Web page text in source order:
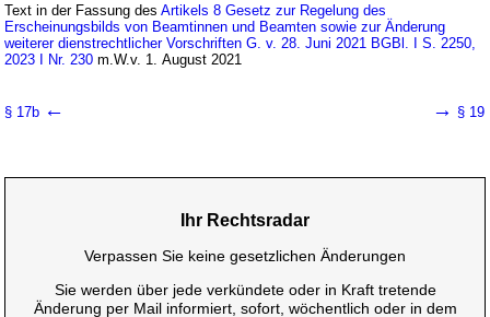
Text in der Fassung desArtikels 8 Gesetz zur Regelung des
Erscheinungsbilds von Beamtinnen und Beamten sowie zur Änderung
weiterer dienstrechtlicher Vorschriften G. v. 28. Juni 2021 BGBl. I S. 2250,
2023 I Nr. 230 m.W.v. 1. August 2021
§ 17b ← → § 19
Ihr Rechtsradar
Verpassen Sie keine gesetzlichen Änderungen
Sie werden über jede verkündete oder in Kraft tretende
Änderung per Mail informiert, sofort, wöchentlich oder in dem